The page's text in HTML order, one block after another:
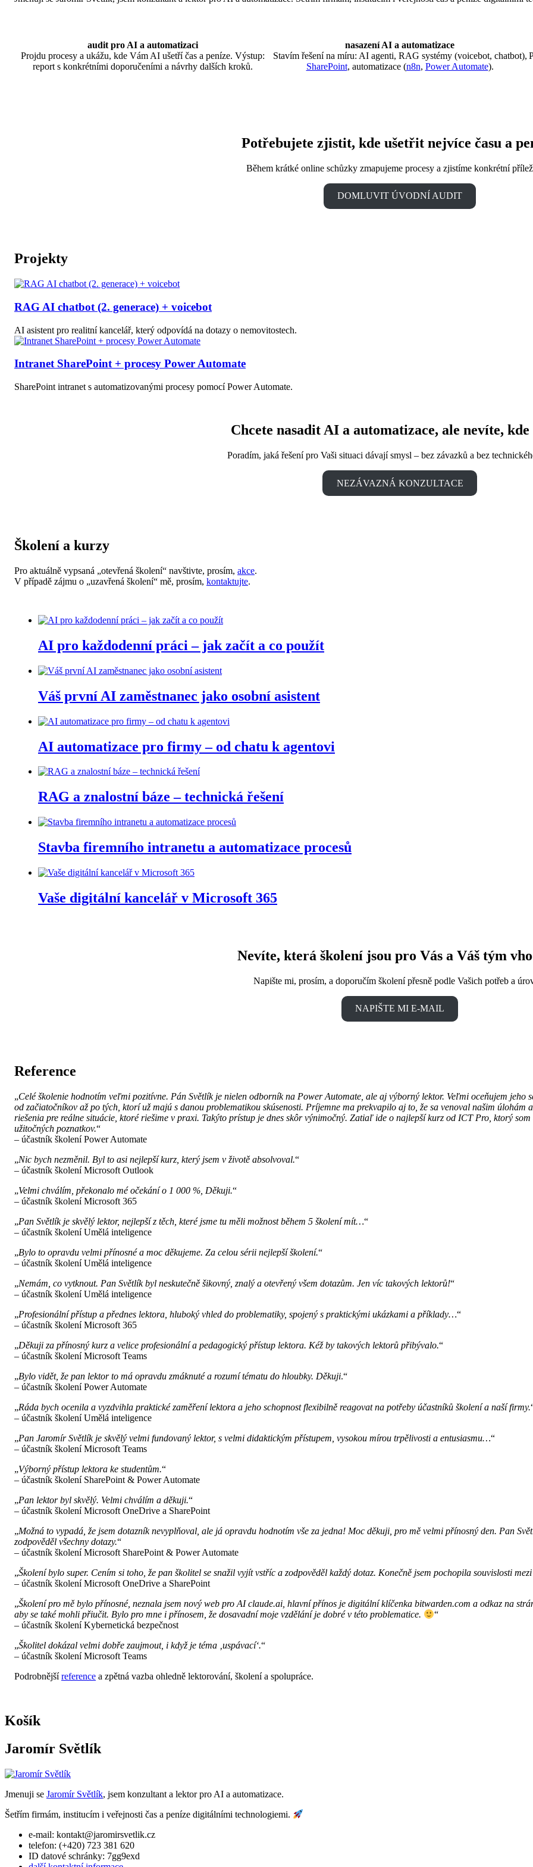
audit pro AI a automatizaci
Projdu procesy a ukážu, kde Vám AI ušetří čas a peníze. Výstup:
report s konkrétními doporučeními a návrhy dalších kroků.
nasazení AI a automatizace
Stavím řešení na míru: AI agenti, RAG systémy (voicebot, chatbot),
SharePoint, automatizace (n8n, Power Automate).
Potřebujete zjistit, kde ušetřit nejvíce času a
Během krátké online schůzky zmapujeme procesy a zjistíme konkrétní
DOMLUVIT ÚVODNÍ AUDIT
Projekty
RAG AI chatbot (2. generace) + voicebot
AI asistent pro realitní kancelář, který odpovídá na dotazy o nemovitostech.
Intranet SharePoint + procesy Power Automate
SharePoint intranet s automatizovanými procesy pomocí Power Automate.
Chcete nasadit AI a automatizace, ale nevíte, kde
Poradím, jaká řešení pro Vaši situaci dávají smysl – bez závazků a bez
NEZÁVAZNÁ KONZULTACE
Školení a kurzy
Pro aktuálně vypsaná „otevřená školení“ navštivte, prosím, akce.
V případě zájmu o „uzavřená školení“ mě, prosím, kontaktujte.
AI pro každodenní práci – jak začít a co použít
Váš první AI zaměstnanec jako osobní asistent
AI automatizace pro firmy – od chatu k agentovi
RAG a znalostní báze – technická řešení
Stavba firemního intranetu a automatizace procesů
Vaše digitální kancelář v Microsoft 365
Nevíte, která školení jsou pro Vás a Váš tým
Napište mi, prosím, a doporučím školení přesně podle Vašich potřeb a
NAPIŠTE MI E-MAIL
Reference
„Celé školenie hodnotím veľmi pozitívne. Pán Světlík je nielen odborník na Power Automate, ale aj výborný lektor. Veľmi oceňujem
od začiatočníkov až po tých, ktorí už majú s danou problematikou skúsenosti. Príjemne ma prekvapilo aj to, že sa venoval našim
riešenia pre reálne situácie, ktoré riešime v praxi. Takýto prístup je dnes skôr výnimočný. Zatiaľ ide o najlepší kurz od ICT Pro, ktorý
užitočných poznatkov.“
– účastník školení Power Automate
„Nic bych nezměnil. Byl to asi nejlepší kurz, který jsem v životě absolvoval.“
– účastník školení Microsoft Outlook
„Velmi chválím, překonalo mé očekání o 1 000 %, Děkuji.“
– účastník školení Microsoft 365
„Pan Světlík je skvělý lektor, nejlepší z těch, které jsme tu měli možnost během 5 školení mít…“
– účastník školení Umělá inteligence
„Bylo to opravdu velmi přínosné a moc děkujeme. Za celou sérii nejlepší školení.“
– účastník školení Umělá inteligence
„Nemám, co vytknout. Pan Světlík byl neskutečně šikovný, znalý a otevřený všem dotazům. Jen víc takových lektorů!“
– účastník školení Umělá inteligence
„Profesionální přístup a přednes lektora, hluboký vhled do problematiky, spojený s praktickými ukázkami a příklady…“
– účastník školení Microsoft 365
„Děkuji za přínosný kurz a velice profesionální a pedagogický přístup lektora. Kéž by takových lektorů přibývalo.“
– účastník školení Microsoft Teams
„Bylo vidět, že pan lektor to má opravdu zmáknuté a rozumí tématu do hloubky. Děkuji.“
– účastník školení Power Automate
„Ráda bych ocenila a vyzdvihla praktické zaměření lektora a jeho schopnost flexibilně reagovat na potřeby účastníků školení a naší firmy.
– účastník školení Umělá inteligence
„Pan Jaromír Světlík je skvělý velmi fundovaný lektor, s velmi didaktickým přístupem, vysokou mírou trpělivosti a entusiasmu…“
– účastník školení Microsoft Teams
„Výborný přístup lektora ke studentům.“
– účastník školení SharePoint & Power Automate
„Pan lektor byl skvělý. Velmi chválím a děkuji.“
– účastník školení Microsoft OneDrive a SharePoint
„Možná to vypadá, že jsem dotazník nevyplňoval, ale já opravdu hodnotím vše za jedna! Moc děkuji, pro mě velmi přínosný den. Pan
zodpověděl všechny dotazy.“
– účastník školení Microsoft SharePoint & Power Automate
„Školení bylo super. Cením si toho, že pan školitel se snažil vyjít vstříc a zodpověděl každý dotaz. Konečně jsem pochopila souvislosti
– účastník školení Microsoft OneDrive a SharePoint
„Školení pro mě bylo přínosné, neznala jsem nový web pro AI claude.ai, hlavní přínos je digitální klíčenka bitwarden.com a odkaz na
aby se také mohli přiučit. Bylo pro mne i přínosem, že dosavadní moje vzdělání je dobré v této problematice.
“
– účastník školení Kybernetická bezpečnost
„Školitel dokázal velmi dobře zaujmout, i když je téma ‚uspávací‘.“
– účastník školení Microsoft Teams
Podrobnějšíreference a zpětná vazba ohledně lektorování, školení a spolupráce.
Košík
Jaromír Světlík
Jmenuji se Jaromír Světlík, jsem konzultant a lektor pro AI a automatizace.
Šetřím firmám, institucím i veřejnosti čas a peníze digitálními technologiemi.
e-mail: kontakt@jaromirsvetlik.cz
telefon: (+420) 723 381 620
ID datové schránky: 7gg9exd